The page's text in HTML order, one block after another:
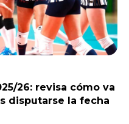
26: revisa cómo va
disputarse la fecha